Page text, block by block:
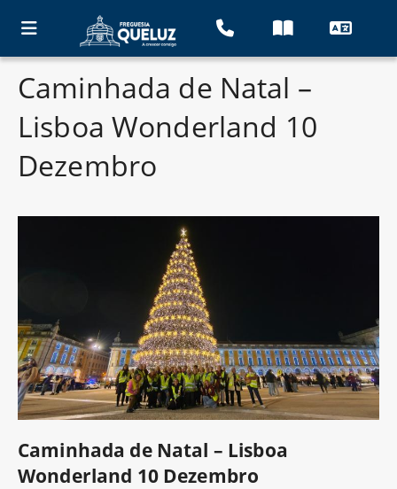
Caminhada de Natal –
Lisboa Wonderland 10
Dezembro
Caminhada de Natal – Lisboa
Wonderland 10 Dezembro